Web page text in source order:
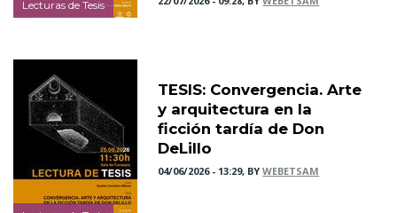
Lecturas de Tesis
TESIS: Convergencia. Arte
y arquitectura en la
ficción tardía de Don
DeLillo
04/06/2026 - 13:29, BYWEBETSAM